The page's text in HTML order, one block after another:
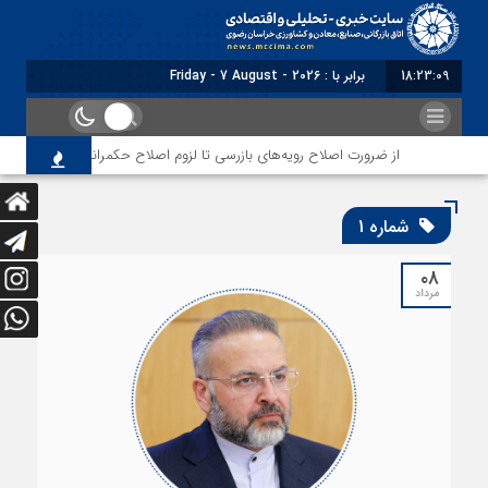
18:23:11 برابر با : Friday - 7 August - 2026
از ضرورت اصلاح رویه‌های بازرسی تا لزوم اصلاح حکمرانی در سازمان تأمین
شماره 1
۰۸
مرداد